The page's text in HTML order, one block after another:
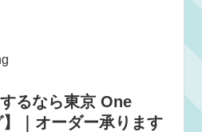
るなら東京 One
｜オーダー承ります